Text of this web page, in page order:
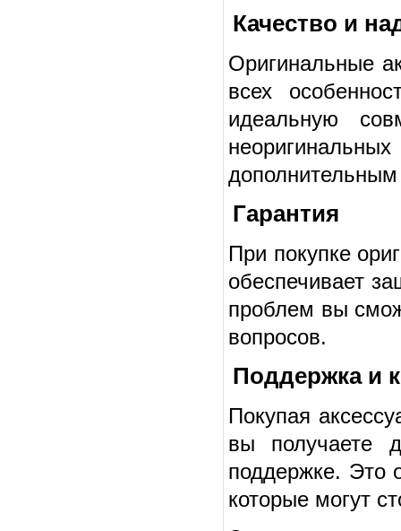
Качество и
Оригинальные
всех
идеальную
Гарантия
При покупке
обеспечивает
проблем вы
вопросов.
Поддержка и
Покупая
вы получаете
поддержке. Это
которые могут